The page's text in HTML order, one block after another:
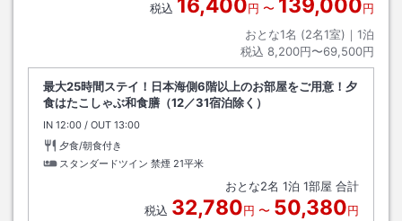
税込 16,400円 〜 139,000円
おとな1名 (2名1室)｜ 1泊
税込 8,200円〜69,500円
最大25時間ステイ！日本海側6階以上のお部屋をご用意！夕
食はたこしゃぶ和食膳（12／31宿泊除く）
IN チェックイン
12:00 / OUT チェックアウト
13:00
夕食/朝食付き
スタンダードツイン 禁煙 21平米
おとな2名 1泊 1部屋 合計
税込 32,780円 〜 50,380円